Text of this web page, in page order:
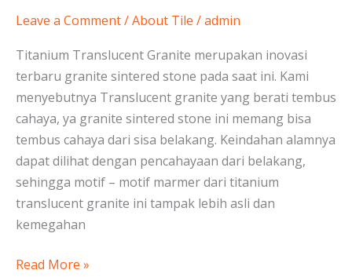
Leave a Comment/About Tile /admin
Titanium Translucent Granite merupakan inovasi
terbaru granite sintered stone pada saat ini. Kami
menyebutnya Translucent granite yang berati tembus
cahaya, ya granite sintered stone ini memang bisa
tembus cahaya dari sisa belakang. Keindahan alamnya
dapat dilihat dengan pencahayaan dari belakang,
sehingga motif – motif marmer dari titanium
translucent granite ini tampak lebih asli dan
kemegahan
Granite
Sintered
Stone”
Read More »